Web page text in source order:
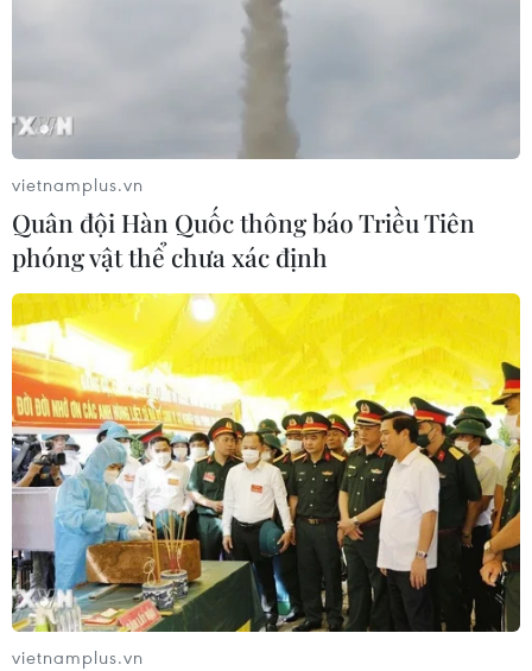
#Quảng Trị #Tiêm vaccine
#Dịch COVID-19
#Phòng chống dịch
#Ca mắc mới
Theo dõi VietnamPlus
TIN LIÊN QUAN
vietnamplus.vn
Quân đội Hàn Quốc thông báo Triều Tiên
phóng vật thể chưa xác định
vietnamplus.vn